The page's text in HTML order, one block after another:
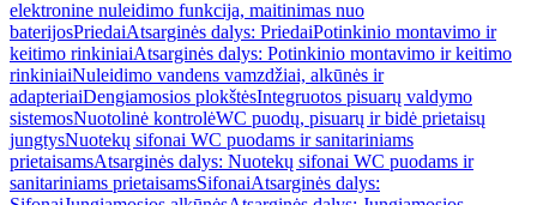
elektronine nuleidimo funkcija, maitinimas nuo
baterijosPriedaiAtsarginės dalys: PriedaiPotinkinio montavimo ir
keitimo rinkiniaiAtsarginės dalys: Potinkinio montavimo ir keitimo
rinkiniaiNuleidimo vandens vamzdžiai, alkūnės ir
adapteriaiDengiamosios plokštėsIntegruotos pisuarų valdymo
sistemosNuotolinė kontrolėWC puodų, pisuarų ir bidė prietaisų
jungtysNuotekų sifonai WC puodams ir sanitariniams
prietaisamsAtsarginės dalys: Nuotekų sifonai WC puodams ir
sanitariniams prietaisamsSifonaiAtsarginės dalys: